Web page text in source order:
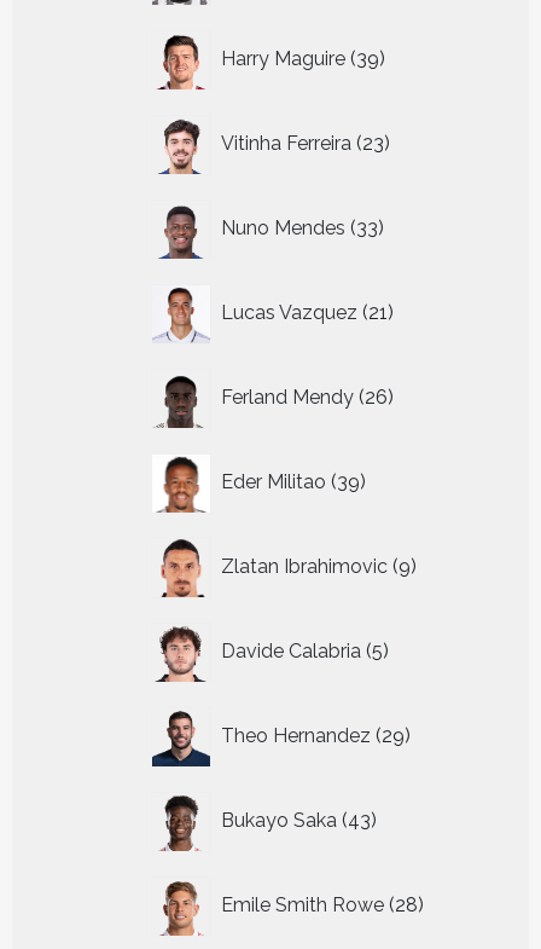
Harry Maguire 39
producten
Vitinha Ferreira 23
producten
Nuno Mendes 33
producten
Lucas Vazquez 21
producten
Ferland Mendy 26
producten
Eder Militao 39
producten
Zlatan Ibrahimovic 9
producten
Davide Calabria 5
producten
Theo Hernandez 29
producten
Bukayo Saka 43
producten
Emile Smith Rowe 28
producten